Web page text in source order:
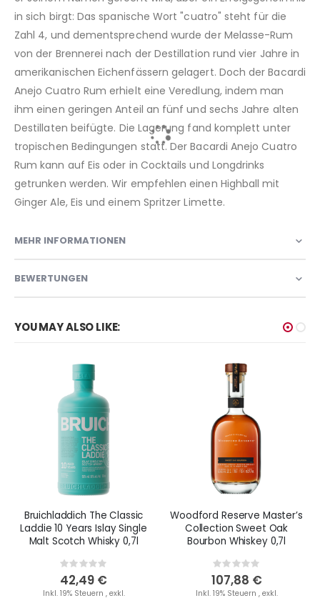
in sich birgt: Das spanische Wort "cuatro" steht für die
Zahl 4, und dementsprechend wurde der Melasse-Rum
von der Brennerei nach der Destillation rund vier Jahre in
amerikanischen Eichenfässern gelagert. Doch der Bacardi
Anejo Cuatro Rum erhielt eine Veredlung, indem man
ihm einen geringen Anteil an fünf und sechs Jahre alten
Destillaten beifügte. Die Lagerung fand komplett unter
tropischen Bedingungen statt. Der Bacardi Anejo Cuatro
Rum kann auf Eis oder in Cocktails und Longdrinks
getrunken werden. Wir empfehlen einen Highball mit
Ginger Ale, Eis und einem Spritzer Limette.
MEHR INFORMATIONEN
BEWERTUNGEN
YOU MAY ALSO LIKE:
Bruichladdich The Classic
Laddie 10 Years Islay Single
Malt Scotch Whisky 0,7l
Rating:
0%
42,49 €
Inkl. 19% Steuern , exkl.
Woodford Reserve Master’s
Collection Sweet Oak
Bourbon Whiskey 0,7l
Rating:
0%
107,88 €
Inkl. 19% Steuern , exkl.